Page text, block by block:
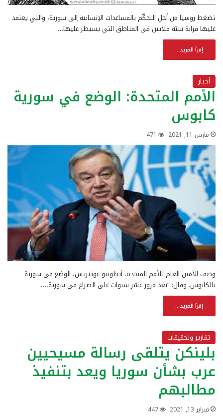
تضغط روسيا من أجل التحكّم بالمساعدات الإنسانية إلى سورية، والتي يعتمد
عليها قرابة ستة ملايين في المناطق التي يسيطر عليها…
إقرأ المزيد...
أخبار
الأمم المتحدة: الوضع في سورية
كابوس
مارس 11, 2021 471
وصف الأمين العام للأمم المتحدة، أنطونيو غوتيريس، الوضع في سورية
بالكابوس. وقال: “بعد مرور عشر سنوات على الصراع في سورية،…
إقرأ المزيد...
تقارير وتحقيقات
بلينكن يتلقى رسالة مسيحيين
عرب بشأن سوريا ويعد بتنفيذ
مطالبهم
فبراير 13, 2021 447